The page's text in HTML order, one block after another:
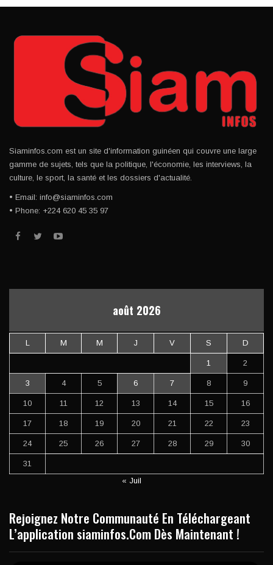
Siaminfos.com est un site d'information guinéen qui couvre une large
gamme de sujets, tels que la politique, l'économie, les interviews, la
culture, le sport, la santé et les dossiers d'actualité.
• Email: info@siaminfos.com
• Phone: +224 620 45 35 97
août 2026
L M M J V S D
1 2
3 4 5 6 7 8 9
10 11 12 13 14 15 16
17 18 19 20 21 22 23
24 25 26 27 28 29 30
31
« Juil
Rejoignez Notre Communauté En Téléchargeant
L’application siaminfos.Com Dès Maintenant !